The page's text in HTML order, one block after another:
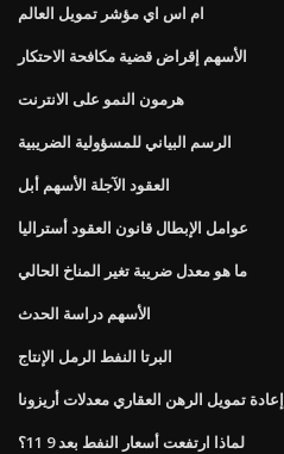
ام اس اي مؤشر تمويل العالم
الأسهم إقراض قضية مكافحة الاحتكار
هرمون النمو على الانترنت
الرسم البياني للمسؤولية الضريبية
العقود الآجلة الأسهم أبل
عوامل الإبطال قانون العقود أستراليا
ما هو معدل ضريبة تغير المناخ الحالي
الأسهم دراسة الحدث
البرتا النفط الرمل الإنتاج
إعادة تمويل الرهن العقاري معدلات أريزونا
لماذا ارتفعت أسعار النفط بعد 9 11؟